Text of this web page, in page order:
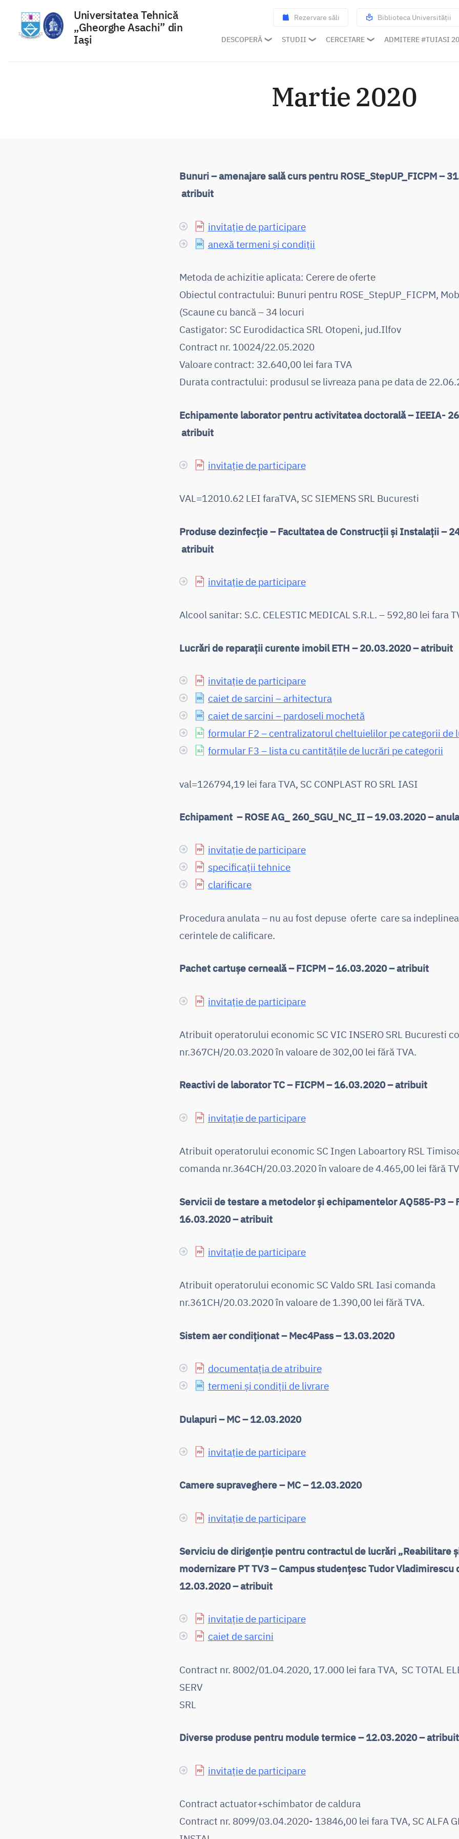
Universitatea Tehnică
„Gheorghe Asachi” din
Iaşi
Rezervare săli Biblioteca Universității
DESCOPERĂ STUDII CERCETARE ADMITERE #TUIASI
Martie 2020
Bunuri – amenajare sală curs pentru ROSE_StepUP_FICPM –
atribuit
invitație de participare
anexă termeni și condiții
Metoda de achizitie aplicata: Cerere de oferte
Obiectul contractului: Bunuri pentru ROSE_StepUP_FICPM,
(Scaune cu bancă – 34 locuri
Castigator: SC Eurodidactica SRL Otopeni, jud.Ilfov
Contract nr. 10024/22.05.2020
Valoare contract: 32.640,00 lei fara TVA
Durata contractului: produsul se livreaza pana pe data de
Echipamente laborator pentru activitatea doctorală – IEEIA-
atribuit
invitație de participare
VAL=12010.62 LEI faraTVA, SC SIEMENS SRL Bucuresti
Produse dezinfecție – Facultatea de Construcții și Instalații –
atribuit
invitație de participare
Alcool sanitar: S.C. CELESTIC MEDICAL S.R.L. – 592,80 lei fara
Lucrări de reparații curente imobil ETH – 20.03.2020 – atribuit
invitație de participare
caiet de sarcini – arhitectura
caiet de sarcini – pardoseli mochetă
formular F2 – centralizatorul cheltuielilor pe categorii de
formular F3 – lista cu cantitățile de lucrări pe categorii
val=126794,19 lei fara TVA, SC CONPLAST RO SRL IASI
Echipament – ROSE AG_ 260_SGU_NC_II – 19.03.2020 –
invitație de participare
specificații tehnice
clarificare
Procedura anulata – nu au fost depuse oferte care sa
cerintele de calificare.
Pachet cartușe cerneală – FICPM – 16.03.2020 – atribuit
invitație de participare
Atribuit operatorului economic SC VIC INSERO SRL Bucuresti
nr.367CH/20.03.2020 în valoare de 302,00 lei fără TVA.
Reactivi de laborator TC – FICPM – 16.03.2020 – atribuit
invitație de participare
Atribuit operatorului economic SC Ingen Laboartory RSL
comanda nr.364CH/20.03.2020 în valoare de 4.465,00 lei fără
Servicii de testare a metodelor și echipamentelor AQ585-P3 –
16.03.2020 – atribuit
invitație de participare
Atribuit operatorului economic SC Valdo SRL Iasi comanda
nr.361CH/20.03.2020 în valoare de 1.390,00 lei fără TVA.
Sistem aer condiționat – Mec4Pass – 13.03.2020
documentația de atribuire
termeni și condiții de livrare
Dulapuri – MC – 12.03.2020
invitație de participare
Camere supraveghere – MC – 12.03.2020
invitație de participare
Serviciu de dirigenție pentru contractul de lucrări „Reabilitare
modernizare PT TV3 – Campus studențesc Tudor Vladimirescu
12.03.2020 – atribuit
invitație de participare
caiet de sarcini
Contract nr. 8002/01.04.2020, 17.000 lei fara TVA, SC TOTAL
SERV
SRL
Diverse produse pentru module termice – 12.03.2020 – atribuit
invitație de participare
Contract actuator+schimbator de caldura
Contract nr. 8099/03.04.2020- 13846,00 lei fara TVA, SC ALFA